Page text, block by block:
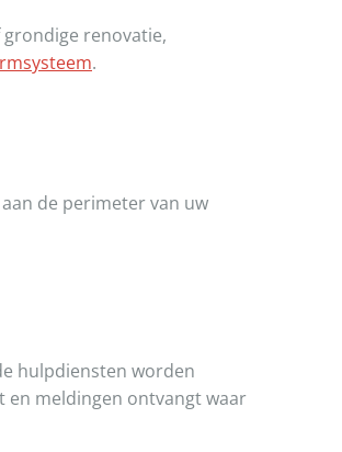
renovatie,
.
de perimeter van uw
hulpdiensten worden
en meldingen ontvangt waar